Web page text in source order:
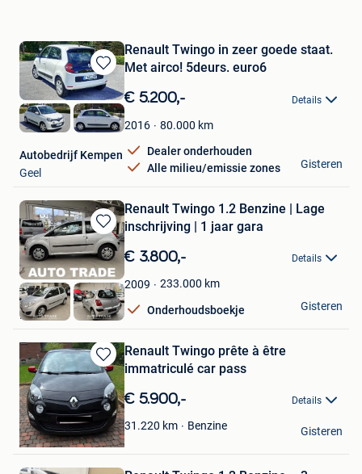
Bewaren
in
Mijn
Favorieten
Renault Twingo in zeer goede staat.
Met airco! 5deurs. euro6
€ 5.200,- Details
2016 80.000 km
Dealer onderhouden
Alle milieu/emissie zones
Autobedrijf Kempen
Geel
Gisteren
Bewaren
in
Mijn
Favorieten
Renault Twingo 1.2 Benzine | Lage
inschrijving | 1 jaar gara
€ 3.800,- Details
2009 233.000 km
Onderhoudsboekje
Autotrade
Hasselt
Gisteren
Bewaren
in
Mijn
Favorieten
Renault Twingo prête à être
immatriculé car pass
€ 5.900,- Details
31.220 km Benzine
chri159@hotmail.c
Beyne-Heusay
Gisteren